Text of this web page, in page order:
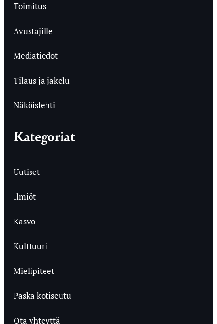
Toimitus
Avustajille
Mediatiedot
Tilaus ja jakelu
Näköislehti
Kategoriat
Uutiset
Ilmiöt
Kasvo
Kulttuuri
Mielipiteet
Paska kotiseutu
Ota yhteyttä